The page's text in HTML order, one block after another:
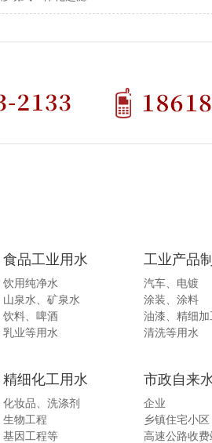
食品工业用水
饮用纯净水
山泉水、矿泉水
饮料、啤酒
乳业等用水
工业产品
汽车、电镀
涂装、涂料
油漆、精细加
清洗等用水
精细化工用水
化妆品、洗涤剂
生物工程
基因工程等
市政自来
企业
乡镇住宅小区
高速公路收费